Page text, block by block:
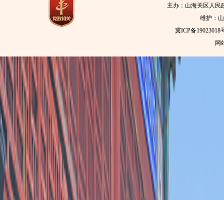
主办：山海关区人
维护：
冀ICP备19023018
网